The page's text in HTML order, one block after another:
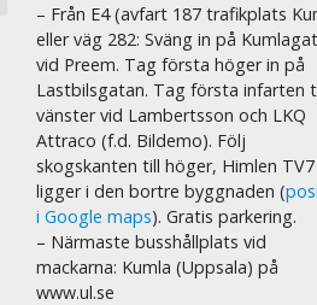
– Från E4 (avfart 187 trafikplats
eller väg 282: Sväng in på
vid Preem. Tag första höger in på
Lastbilsgatan. Tag första infarten
vänster vid Lambertsson och LKQ
Attraco (f.d. Bildemo). Följ
skogskanten till höger, Himlen TV7
ligger i den bortre byggnaden (
i Google maps). Gratis parkering.
– Närmaste busshållplats vid
mackarna: Kumla (Uppsala) på
www.ul.se